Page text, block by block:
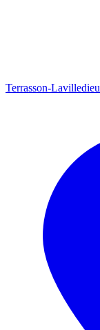
Terrasson-Lavilledieu